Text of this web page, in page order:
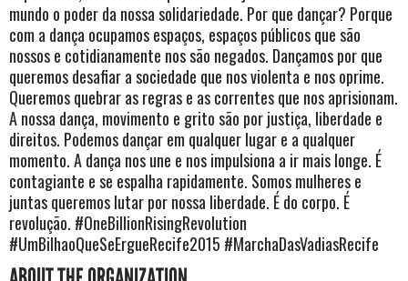
mundo o poder da nossa solidariedade. Por que dançar? Porque
com a dança ocupamos espaços, espaços públicos que são
nossos e cotidianamente nos são negados. Dançamos por que
queremos desafiar a sociedade que nos violenta e nos oprime.
Queremos quebrar as regras e as correntes que nos aprisionam.
A nossa dança, movimento e grito são por justiça, liberdade e
direitos. Podemos dançar em qualquer lugar e a qualquer
momento. A dança nos une e nos impulsiona a ir mais longe. É
contagiante e se espalha rapidamente. Somos mulheres e
juntas queremos lutar por nossa liberdade. É do corpo. É
revolução. #OneBillionRisingRevolution
#UmBilhaoQueSeErgueRecife2015 #MarchaDasVadiasRecife